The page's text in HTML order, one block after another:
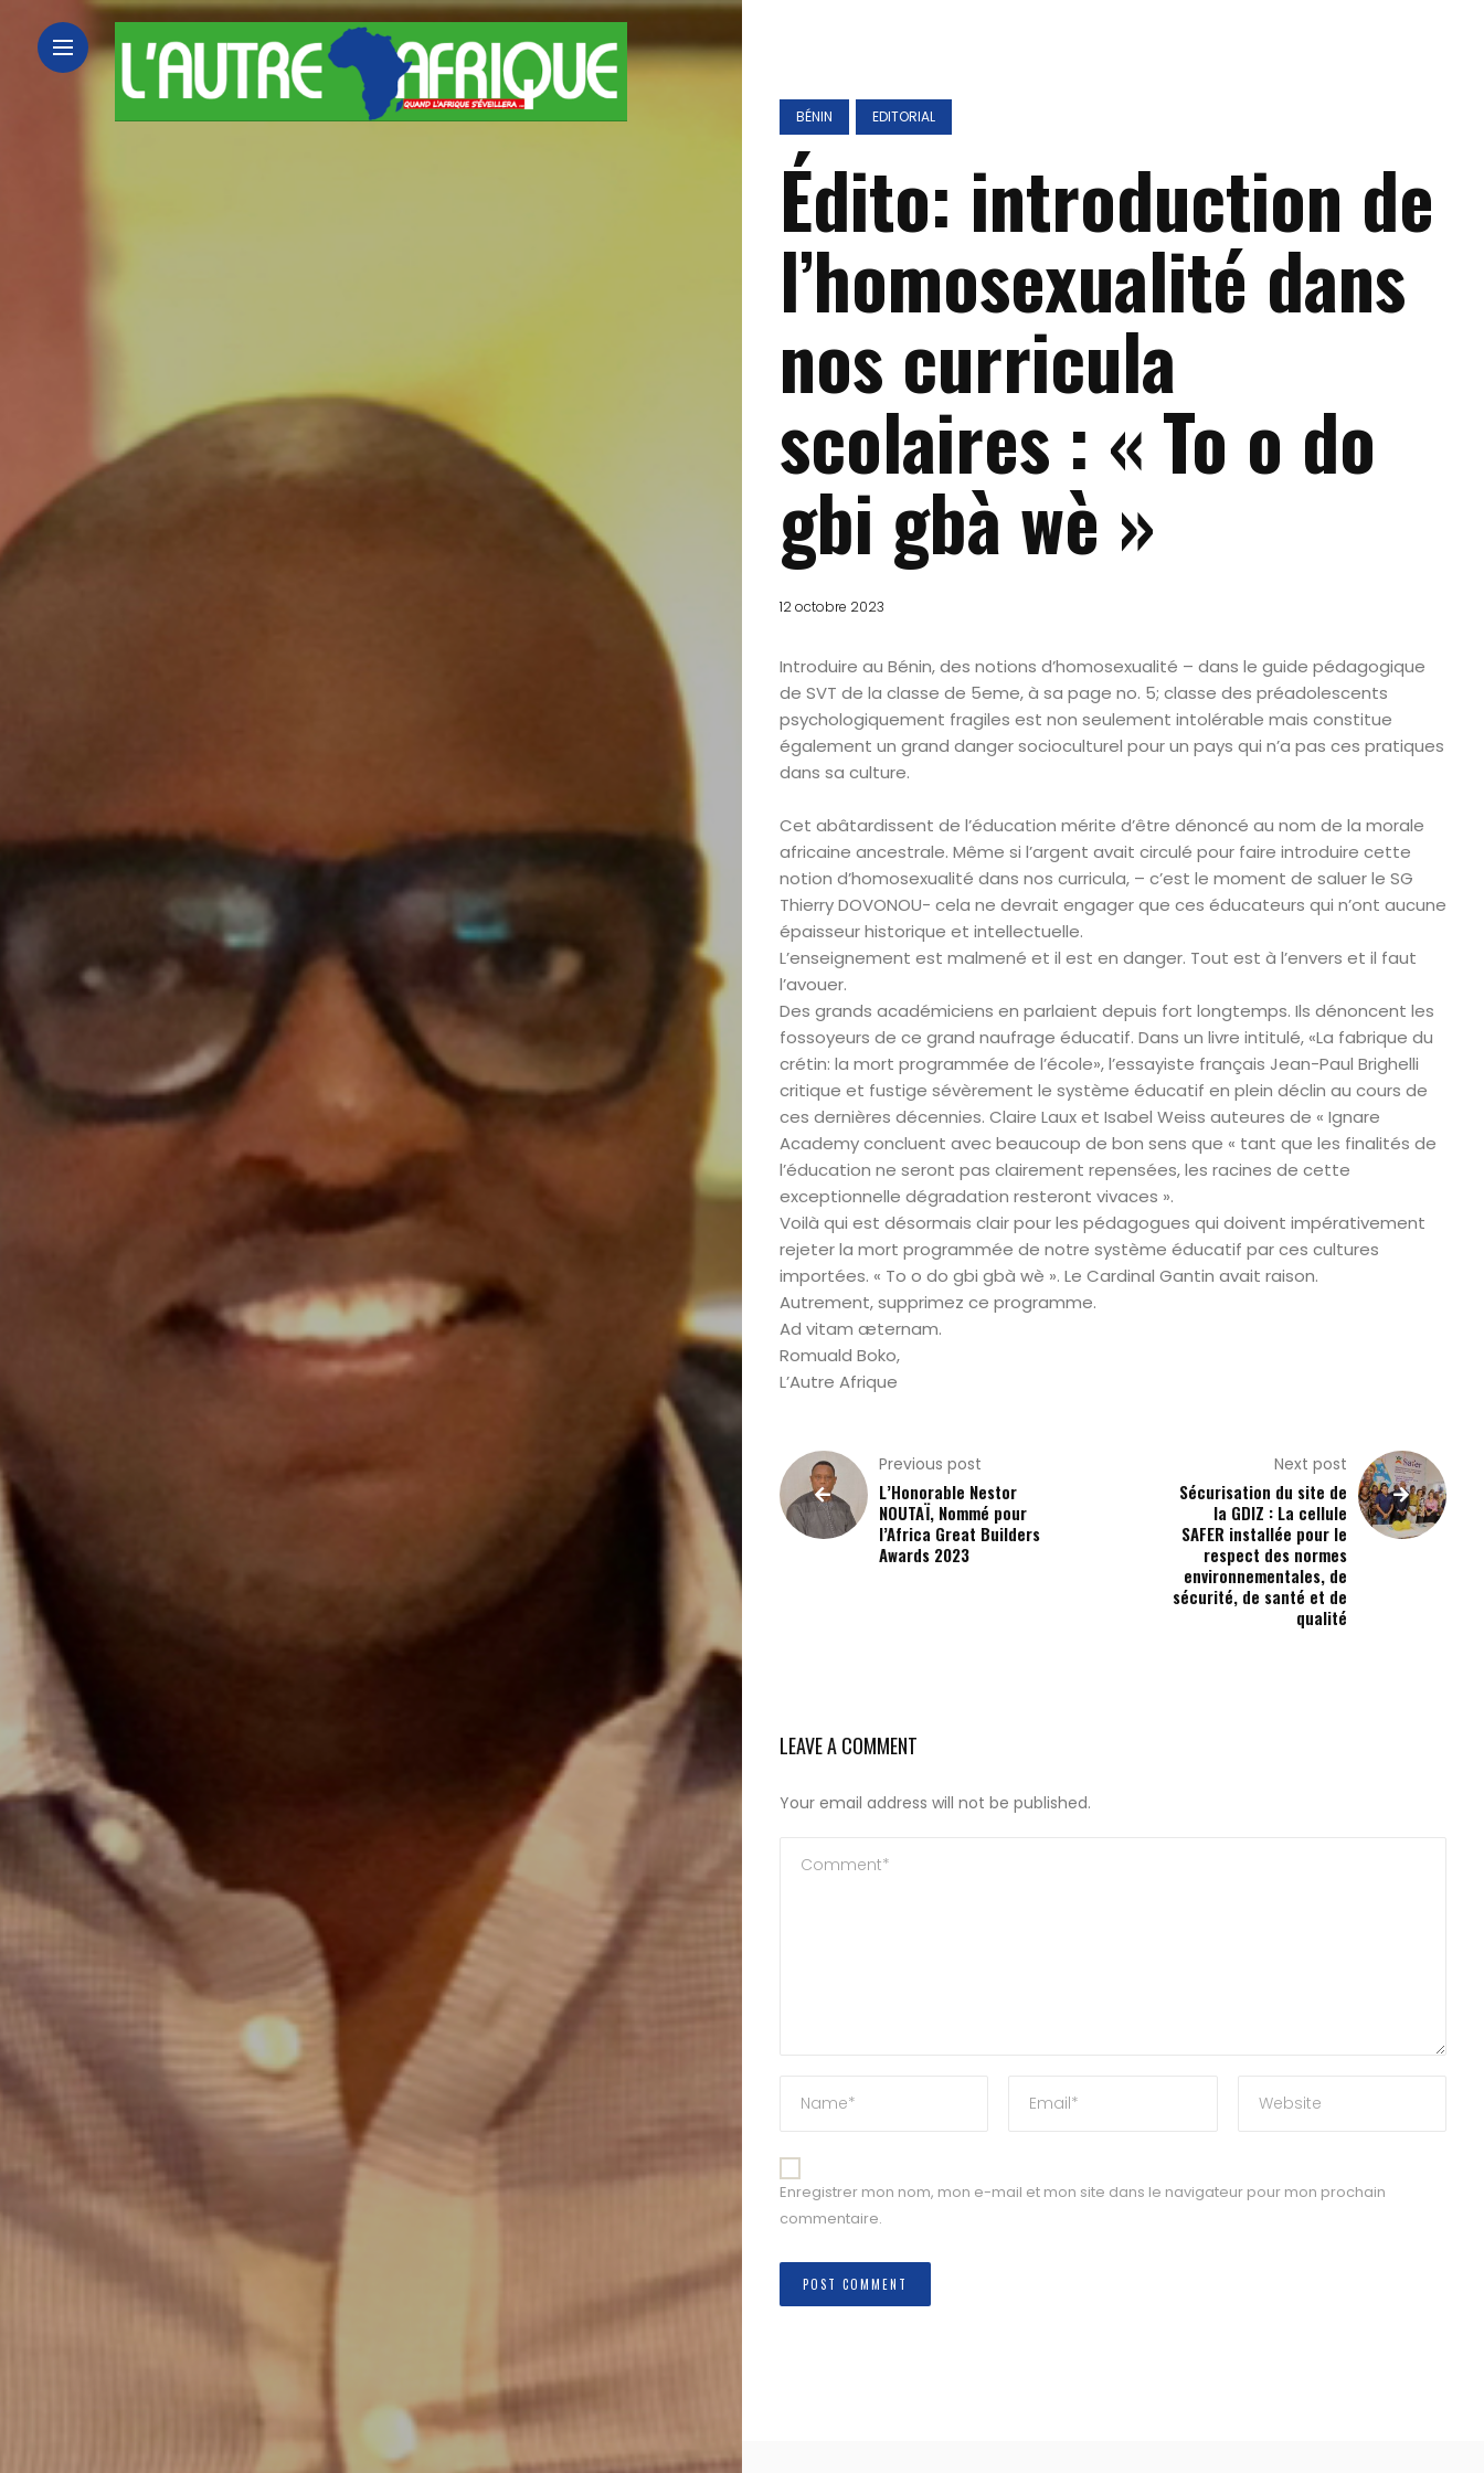
Accueil
A
Propos
Editorial
Actualités
Magazine
International
Contact
Search
BÉNIN EDITORIAL
Édito: introduction de
l’homosexualité dans
nos curricula
scolaires : « To o do
gbi gbà wè »
12 octobre 2023
Introduire au Bénin, des notions d’homosexualité – dans le guide pédagogique
de SVT de la classe de 5eme, à sa page no. 5; classe des préadolescents
psychologiquement fragiles est non seulement intolérable mais constitue
également un grand danger socioculturel pour un pays qui n’a pas ces pratiques
dans sa culture.
Cet abâtardissent de l’éducation mérite d’être dénoncé au nom de la morale
africaine ancestrale. Même si l’argent avait circulé pour faire introduire cette
notion d’homosexualité dans nos curricula, – c’est le moment de saluer le SG
Thierry DOVONOU- cela ne devrait engager que ces éducateurs qui n’ont aucune
épaisseur historique et intellectuelle.
L’enseignement est malmené et il est en danger. Tout est à l’envers et il faut
l’avouer.
Des grands académiciens en parlaient depuis fort longtemps. Ils dénoncent les
fossoyeurs de ce grand naufrage éducatif. Dans un livre intitulé, «La fabrique du
crétin: la mort programmée de l’école», l’essayiste français Jean-Paul Brighelli
critique et fustige sévèrement le système éducatif en plein déclin au cours de
ces dernières décennies. Claire Laux et Isabel Weiss auteures de « Ignare
Academy concluent avec beaucoup de bon sens que « tant que les finalités de
l’éducation ne seront pas clairement repensées, les racines de cette
exceptionnelle dégradation resteront vivaces ».
Voilà qui est désormais clair pour les pédagogues qui doivent impérativement
rejeter la mort programmée de notre système éducatif par ces cultures
importées. « To o do gbi gbà wè ». Le Cardinal Gantin avait raison.
Autrement, supprimez ce programme.
Ad vitam æternam.
Romuald Boko,
L’Autre Afrique
Previous post
L’Honorable Nestor
NOUTAÏ, Nommé pour
l’Africa Great Builders
Awards 2023
Next post
Sécurisation du site de
la GDIZ : La cellule
SAFER installée pour le
respect des normes
environnementales, de
sécurité, de santé et de
qualité
LEAVE A COMMENT
Your email address will not be published.
Enregistrer mon nom, mon e-mail et mon site dans le navigateur pour mon prochain
commentaire.